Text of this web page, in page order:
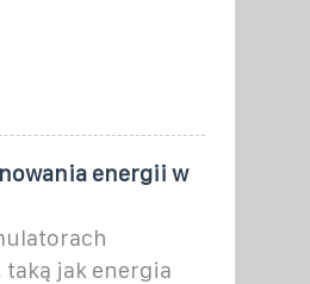
energii w
jak energia